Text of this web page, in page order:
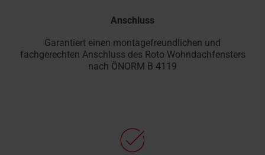
Anschluss
Garantiert einen montagefreundlichen und
fachgerechten Anschluss des Roto Wohndachfensters
nach ÖNORM B 4119